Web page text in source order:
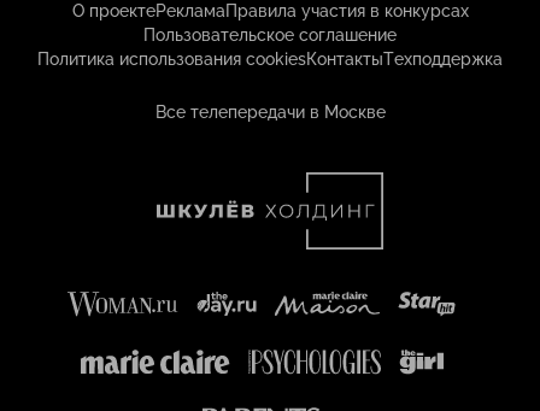
О проектеРекламаПравила участия в конкурсах
Пользовательское соглашение
Политика использования cookiesКонтактыТехподдержка
Все телепередачи в Москве